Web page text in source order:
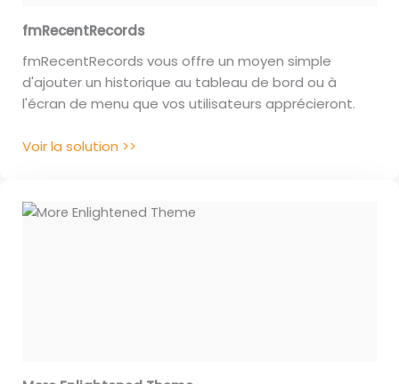
fmRecentRecords
fmRecentRecords vous offre un moyen simple
d'ajouter un historique au tableau de bord ou à
l'écran de menu que vos utilisateurs apprécieront.
Voir la solution >>